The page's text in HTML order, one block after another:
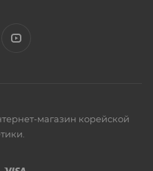
магазин корейской